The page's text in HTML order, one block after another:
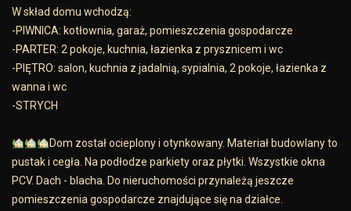
W skład domu wchodzą:
-PIWNICA: kotłownia, garaż, pomieszczenia gospodarcze
-PARTER: 2 pokoje, kuchnia, łazienka z prysznicem i wc
-PIĘTRO: salon, kuchnia z jadalnią, sypialnia, 2 pokoje, łazienka z
wanna i wc
-STRYCH
Dom został ocieplony i otynkowany. Materiał budowlany to
pustak i cegła. Na podłodze parkiety oraz płytki. Wszystkie okna
PCV. Dach - blacha. Do nieruchomości przynależą jeszcze
pomieszczenia gospodarcze znajdujące się na działce.